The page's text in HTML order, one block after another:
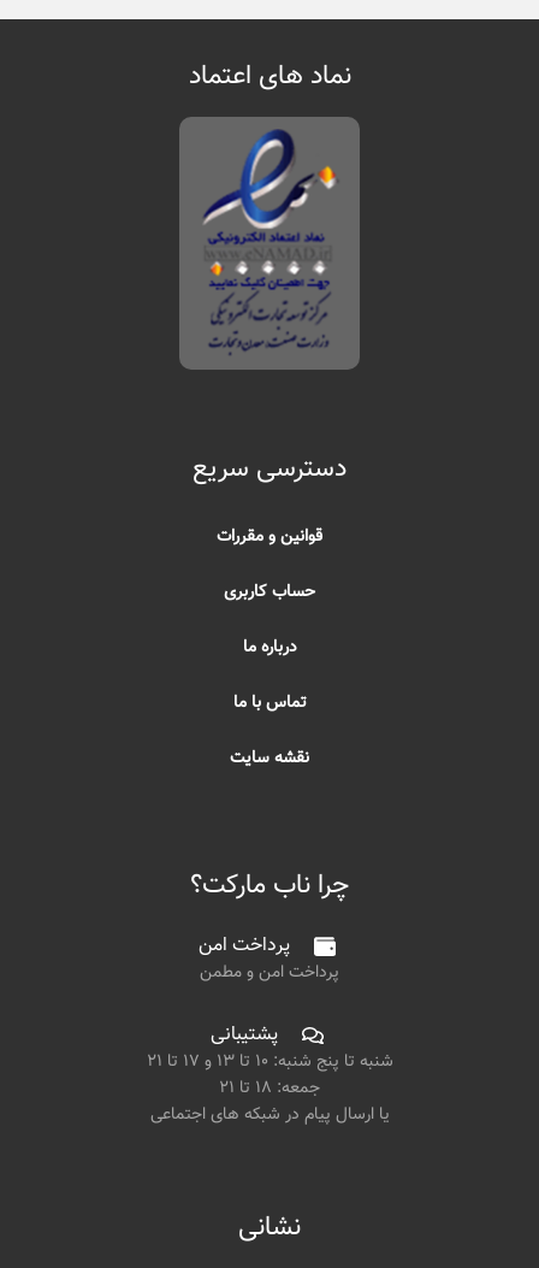
نماد های اعتماد
دسترسی سریع
قوانین و مقررات
حساب کاربری
درباره ما
تماس با ما
نقشه سایت
چرا ناب مارکت؟
پرداخت امن
پرداخت امن و مطمن
پشتیبانی
شنبه تا پنج شنبه: ۱۰ تا ۱۳ و ۱۷ تا ۲۱
جمعه: ۱۸ تا ۲۱
یا ارسال پیام در شبکه های اجتماعی
نشانی